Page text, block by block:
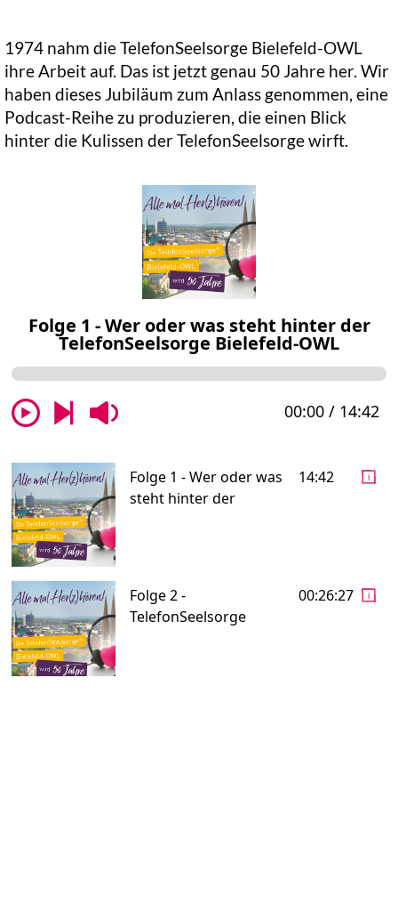
1974 nahm die TelefonSeelsorge Bielefeld-OWL
ihre Arbeit auf. Das ist jetzt genau 50 Jahre her. Wir
haben dieses Jubiläum zum Anlass genommen, eine
Podcast-Reihe zu produzieren, die einen Blick
hinter die Kulissen der TelefonSeelsorge wirft.